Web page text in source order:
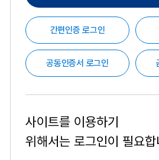
간편인증 로그인
공동인증서 로그인
사이트를 이용하기
위해서는 로그인이 필요합